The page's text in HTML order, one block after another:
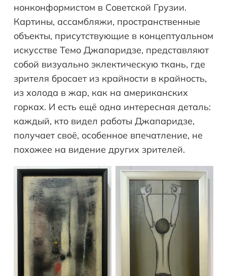
нонконформистом в Советской Грузии.
Картины, ассамбляжи, пространственные
объекты, присутствующие в концептуальном
искусстве Темо Джапаридзе, представляют
собой визуально эклектическую ткань, где
зрителя бросает из крайности в крайность,
из холода в жар, как на американских
горках. И есть ещё одна интересная деталь:
каждый, кто видел работы Джапаридзе,
получает своё, особенное впечатление, не
похожее на видение других зрителей.